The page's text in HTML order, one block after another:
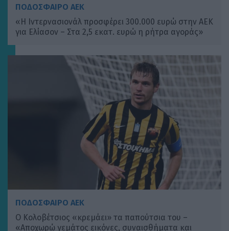
ΠΟΔΟΣΦΑΙΡΟ ΑΕΚ
«Η Ιντερνασιονάλ προσφέρει 300.000 ευρώ στην ΑΕΚ
για Ελίασον – Στα 2,5 εκατ. ευρώ η ρήτρα αγοράς»
ΠΟΔΟΣΦΑΙΡΟ ΑΕΚ
Ο Κολοβέτσιος «κρεμάει» τα παπούτσια του –
«Αποχωρώ γεμάτος εικόνες, συναισθήματα και